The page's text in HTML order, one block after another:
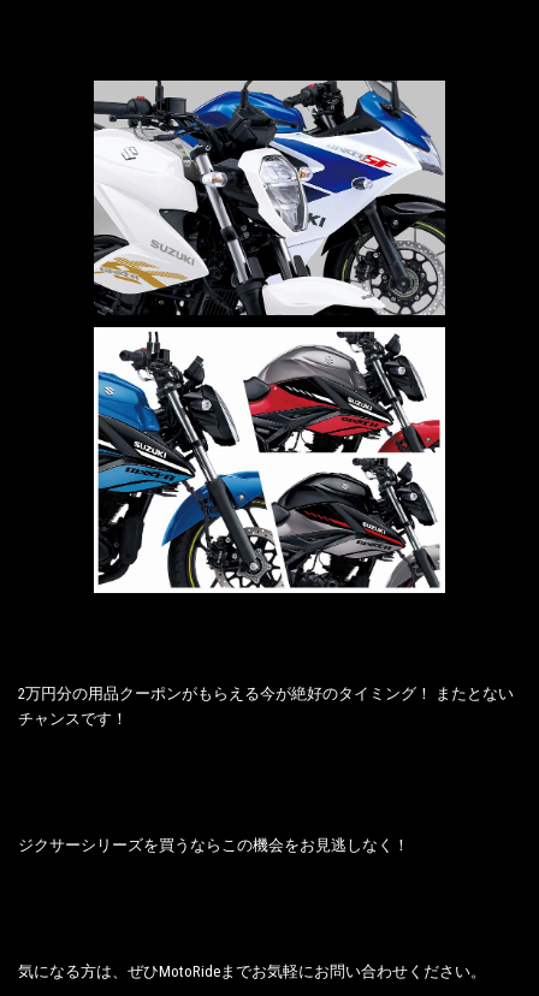
2万円分の用品クーポンがもらえる今が絶好のタイミング！ またとない
チャンスです！
ジクサーシリーズを買うならこの機会をお見逃しなく！
気になる方は、ぜひMotoRideまでお気軽にお問い合わせください。